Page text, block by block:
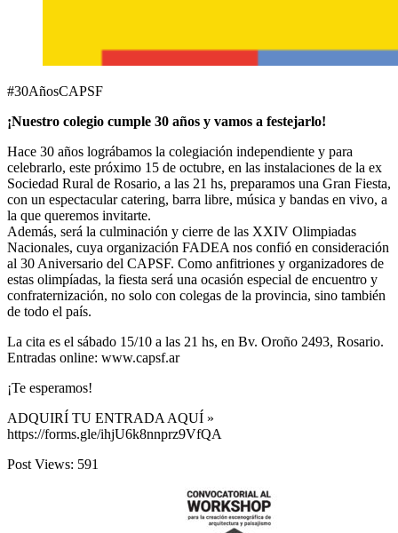
#30AñosCAPSF
¡Nuestro colegio cumple 30 años y vamos a festejarlo!
Hace 30 años lográbamos la colegiación independiente y para
celebrarlo, este próximo 15 de octubre, en las instalaciones de la ex
Sociedad Rural de Rosario, a las 21 hs, preparamos una Gran Fiesta,
con un espectacular catering, barra libre, música y bandas en vivo, a
la que queremos invitarte.
Además, será la culminación y cierre de las XXIV Olimpiadas
Nacionales, cuya organización FADEA nos confió en consideración
al 30 Aniversario del CAPSF. Como anfitriones y organizadores de
estas olimpíadas, la fiesta será una ocasión especial de encuentro y
confraternización, no solo con colegas de la provincia, sino también
de todo el país.
La cita es el sábado 15/10 a las 21 hs, en Bv. Oroño 2493, Rosario.
Entradas online: www.capsf.ar
¡Te esperamos!
ADQUIRÍ TU ENTRADA AQUÍ »
https://forms.gle/ihjU6k8nnprz9VfQA
Post Views: 591